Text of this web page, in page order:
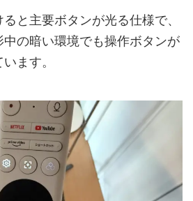
と主要ボタンが光る仕様で、
の暗い環境でも操作ボタンが
ます。